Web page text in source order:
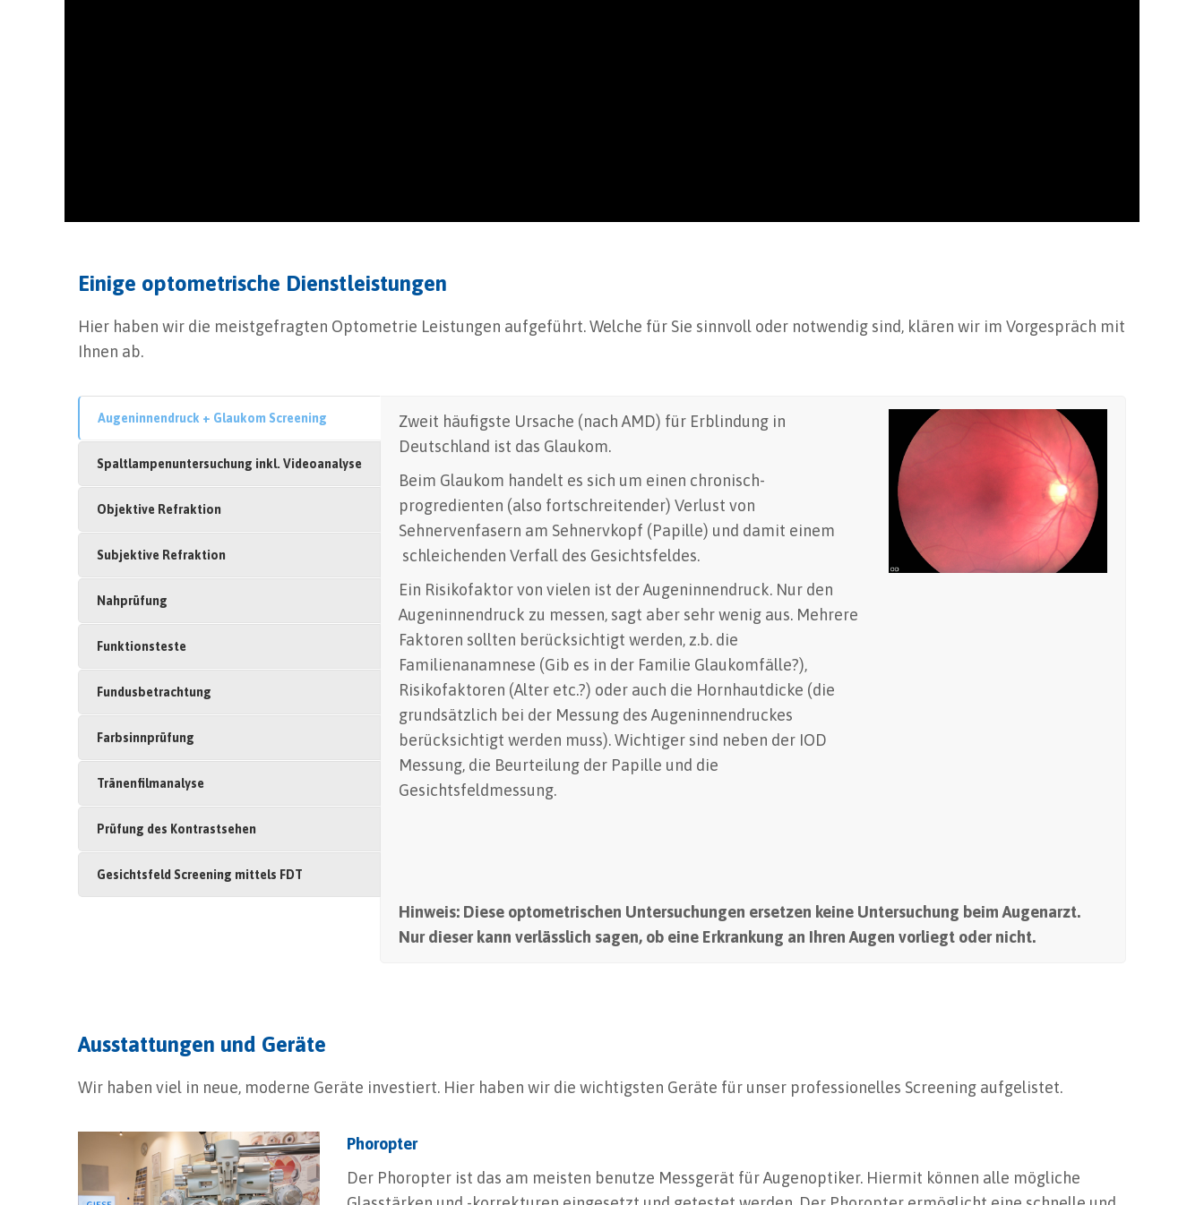
Einige optometrische Dienstleistungen
Hier haben wir die meistgefragten Optometrie Leistungen aufgeführt. Welche für Sie sinnvoll oder notwendig sind, klären wir im Vorgespräch mit
Ihnen ab.
Augeninnendruck + Glaukom Screening
Spaltlampenuntersuchung inkl. Videoanalyse
Objektive Refraktion
Subjektive Refraktion
Nahprüfung
Funktionsteste
Fundusbetrachtung
Farbsinnprüfung
Tränenfilmanalyse
Prüfung des Kontrastsehen
Gesichtsfeld Screening mittels FDT
Zweit häufigste Ursache (nach AMD) für Erblindung in
Deutschland ist das Glaukom.
Beim Glaukom handelt es sich um einen chronisch-
progredienten (also fortschreitender) Verlust von
Sehnervenfasern am Sehnervkopf (Papille) und damit einem
schleichenden Verfall des Gesichtsfeldes.
Ein Risikofaktor von vielen ist der Augeninnendruck. Nur den
Augeninnendruck zu messen, sagt aber sehr wenig aus. Mehrere
Faktoren sollten berücksichtigt werden, z.b. die
Familienanamnese (Gib es in der Familie Glaukomfälle?),
Risikofaktoren (Alter etc.?) oder auch die Hornhautdicke (die
grundsätzlich bei der Messung des Augeninnendruckes
berücksichtigt werden muss). Wichtiger sind neben der IOD
Messung, die Beurteilung der Papille und die
Gesichtsfeldmessung.
Hinweis: Diese optometrischen Untersuchungen ersetzen keine Untersuchung beim Augenarzt.
Nur dieser kann verlässlich sagen, ob eine Erkrankung an Ihren Augen vorliegt oder nicht.
Ausstattungen und Geräte
Wir haben viel in neue, moderne Geräte investiert. Hier haben wir die wichtigsten Geräte für unser professionelles Screening aufgelistet.
Phoropter
Der Phoropter ist das am meisten benutze Messgerät für Augenoptiker. Hiermit können alle mögliche